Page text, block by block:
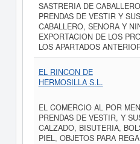
SASTRERIA DE
PRENDAS DE VESTIR Y
CABALLERO, SENORA Y
EXPORTACION DE LOS
LOS APARTADOS
EL RINCON DE
HERMOSILLA S.L.
EL COMERCIO AL POR
PRENDAS DE VESTIR, Y
CALZADO, BISUTERIA,
PIEL, OBJETOS PARA